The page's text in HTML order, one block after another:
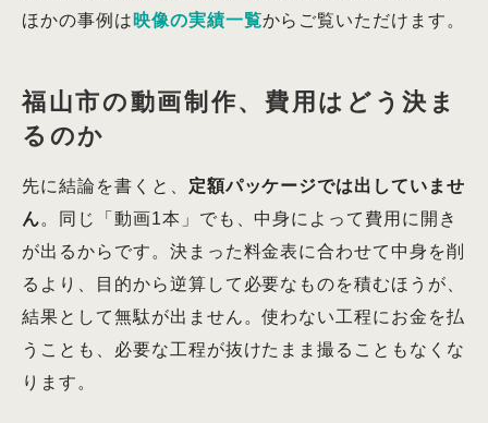
ほかの事例は 映像の実績一覧からご覧いただけます。
福山市の動画制作、費用はどう決ま
るのか
先に結論を書くと、 定額パッケージでは出していませ
ん。同じ「動画1本」でも、中身によって費用に開き
が出るからです。決まった料金表に合わせて中身を削
るより、目的から逆算して必要なものを積むほうが、
結果として無駄が出ません。使わない工程にお金を払
うことも、必要な工程が抜けたまま撮ることもなくな
ります。